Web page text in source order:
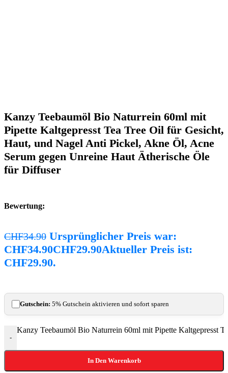
Kanzy Teebaumöl Bio Naturrein 60ml mit
Pipette Kaltgepresst Tea Tree Oil für Gesicht,
Haut, und Nagel Anti Pickel, Akne Öl, Acne
Serum gegen Unreine Haut Ätherische Öle
für Diffuser
Bewertung:
CHF34.90 Ursprünglicher Preis war:
CHF34.90CHF29.90Aktueller Preis ist:
CHF29.90.
Gutschein: 5% Gutschein aktivieren und sofort sparen
-
Kanzy Teebaumöl Bio Naturrein 60ml mit Pipette Kaltgepresst
In Den Warenkorb